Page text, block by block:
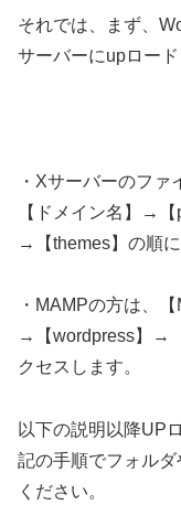
それでは、まず、
サーバーにupロード
・Xサーバーのフ
【ドメイン名】→
→【themes】の順に
・MAMPの方は、
→【wordpress】→
クセスします。
以下の説明以降UP
記の手順でフォル
ください。